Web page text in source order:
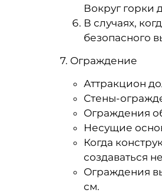
Вокруг горки
В случаях,
безопасного
7. Ограждение
Аттракцион
Стены-
Ограждения
Несущие
Когда
создаваться
Ограждения
см.